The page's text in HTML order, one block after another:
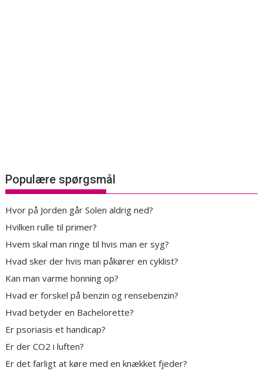
Populære spørgsmål
Hvor på Jorden går Solen aldrig ned?
Hvilken rulle til primer?
Hvem skal man ringe til hvis man er syg?
Hvad sker der hvis man påkører en cyklist?
Kan man varme honning op?
Hvad er forskel på benzin og rensebenzin?
Hvad betyder en Bachelorette?
Er psoriasis et handicap?
Er der CO2 i luften?
Er det farligt at køre med en knækket fjeder?